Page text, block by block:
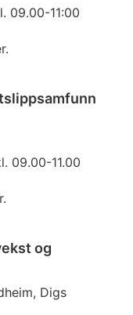
09.00-11:00
09.00-11.00
og
Digs